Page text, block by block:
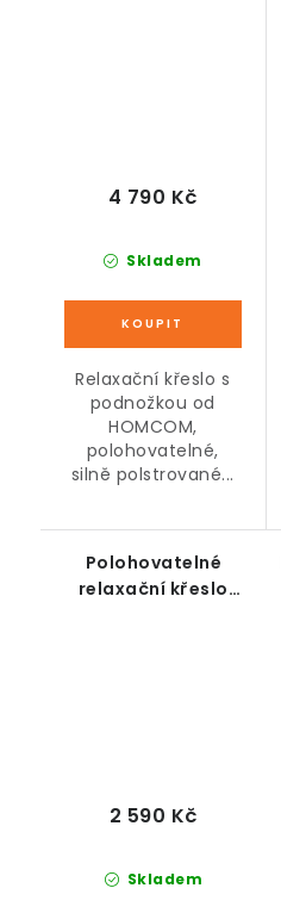
Skladem
4 790 Kč
Relaxační křeslo s
podnožkou od
HOMCOM,
polohovatelné,
silně polstrované...
Polohovatelné
relaxační křeslo
Skladem
2 590 Kč